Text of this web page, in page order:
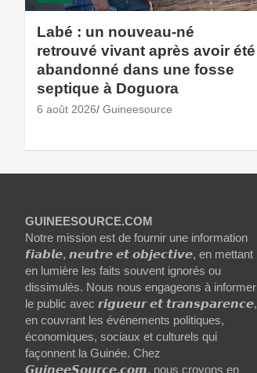
Labé : un nouveau-né
retrouvé vivant après avoir été
abandonné dans une fosse
septique à Doguora
6 août 2026 Guineesource
GUINEESOURCE.COM
Notre mission est de fournir une information
𝙛𝙞𝙖𝙗𝙡𝙚, 𝙣𝙚𝙪𝙩𝙧𝙚 𝙚𝙩 𝙤𝙗𝙟𝙚𝙘𝙩𝙞𝙫𝙚, en mettant
en lumière les faits souvent ignorés ou
dissimulés. Nous nous engageons à informer
le public avec 𝙧𝙞𝙜𝙪𝙚𝙪𝙧 𝙚𝙩 𝙩𝙧𝙖𝙣𝙨𝙥𝙖𝙧𝙚𝙣𝙘𝙚,
en couvrant les événements politiques,
économiques, sociaux et culturels qui
façonnent la Guinée. Chez
𝙂𝙪𝙞𝙣𝙚𝙚𝙎𝙤𝙪𝙧𝙘𝙚.𝙘𝙤𝙢, nous croyons en